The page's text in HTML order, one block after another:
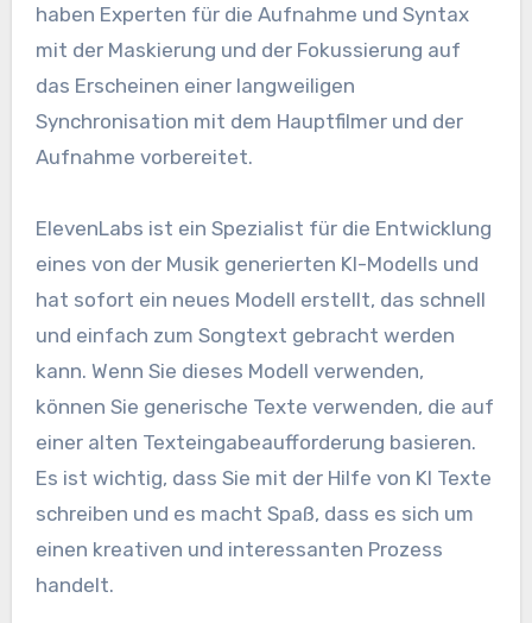
haben Experten für die Aufnahme und Syntax
mit der Maskierung und der Fokussierung auf
das Erscheinen einer langweiligen
Synchronisation mit dem Hauptfilmer und der
Aufnahme vorbereitet.
ElevenLabs ist ein Spezialist für die Entwicklung
eines von der Musik generierten KI-Modells und
hat sofort ein neues Modell erstellt, das schnell
und einfach zum Songtext gebracht werden
kann. Wenn Sie dieses Modell verwenden,
können Sie generische Texte verwenden, die auf
einer alten Texteingabeaufforderung basieren.
Es ist wichtig, dass Sie mit der Hilfe von KI Texte
schreiben und es macht Spaß, dass es sich um
einen kreativen und interessanten Prozess
handelt.